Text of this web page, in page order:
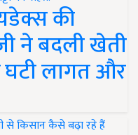
की
ने बदली खेती
घटी लागत और